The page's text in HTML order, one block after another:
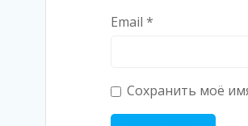
Email *
Сохранить моё